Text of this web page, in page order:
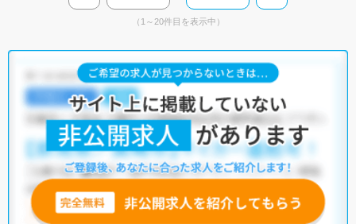
（1～20件目を表示中）